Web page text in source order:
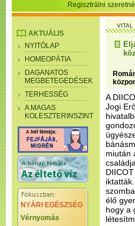
Regisztrálni
AKTUÁLIS
NYITÓLAP
HOMEOPÁTIA
DAGANATOS
MEGBETEGEDÉSEK
TERHESSÉG
A MAGAS
KOLESZTERINSZINT
NYÁRI EGÉSZSÉG
Vérnyomás
VITAL
A
Jogi
miután
élő
hogy a